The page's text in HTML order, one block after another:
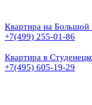
Квартира на Большой
+7(499) 255-01-86
Квартира в
+7(495) 605-19-29